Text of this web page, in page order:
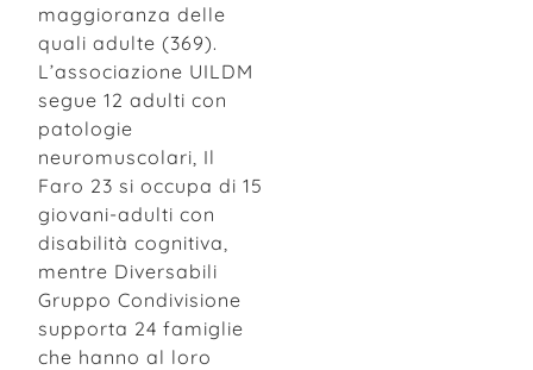
maggioranza delle
quali adulte (369).
L’associazione UILDM
segue 12 adulti con
patologie
neuromuscolari, Il
Faro 23 si occupa di 15
giovani-adulti con
disabilità cognitiva,
mentre Diversabili
Gruppo Condivisione
supporta 24 famiglie
che hanno al loro